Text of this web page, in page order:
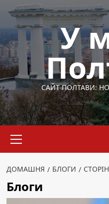
Перейти
вмісту
У
САЙТ ПОЛТАВИ:
меню
ДОМАШНЯ БЛОГИ
Блоги